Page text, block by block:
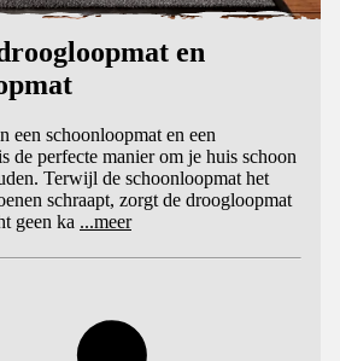
en
een schoonloopmat en een
de perfecte manier om je huis schoon
Terwijl de schoonloopmat het
schraapt, zorgt de droogloopmat
geen ka ...meer